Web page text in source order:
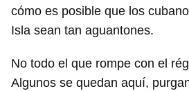
cómo es posible que los
Isla sean tan aguantones.
No todo el que rompe con el
Algunos se quedan aquí,